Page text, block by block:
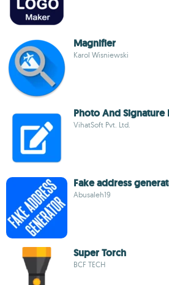
Magnifier
Karol Wisniewski
Photo And Signature
VihatSoft Pvt. Ltd.
Fake address
Abusaleh19
Super Torch
BCF TECH